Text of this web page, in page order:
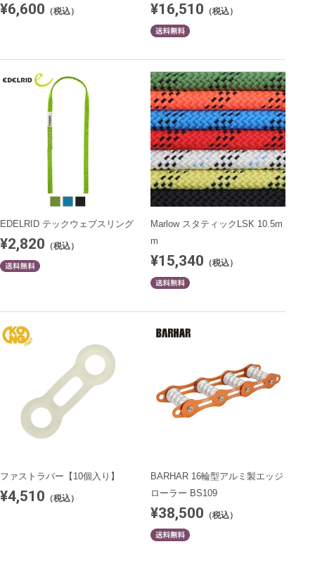
¥6,600 （税込） ¥16,510 （税込）
EDELRID テックウェブスリング
¥2,820 （税込）
Marlow スタティックLSK 10.5m
m
¥15,340 （税込）
ファストラバー【10個入り】
¥4,510 （税込）
BARHAR 16輪型アルミ製エッジ
ローラー BS109
¥38,500 （税込）